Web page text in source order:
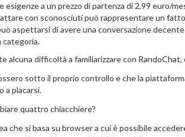
a un prezzo di partenza di 2,99 euro/
con sconosciuti può rappresentare un
aspettarsi di avere una conversazione
categoria.
alcuna difficoltà a familiarizzare con
sotto il proprio controllo e che la
a placarsi.
quattro chiacchiere?
che si basa su browser a cui è possibile